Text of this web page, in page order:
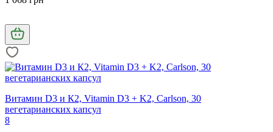
Витамин D3 и К2, Vitamin D3 + K2, Carlson, 30
вегетарианских капсул
8